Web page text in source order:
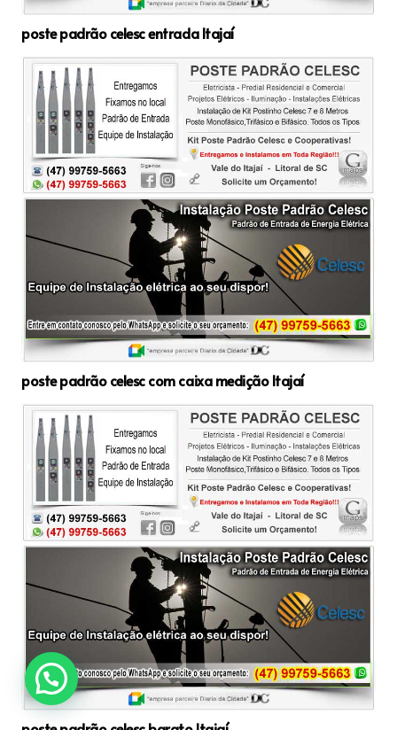
poste padrão celesc entrada Itajaí
poste padrão celesc com caixa medição Itajaí